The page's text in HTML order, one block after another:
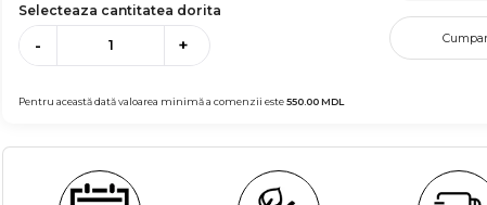
Selecteaza cantitatea dorita
- +
Pentru această dată valoarea minimă a comenzii este550.00MDL